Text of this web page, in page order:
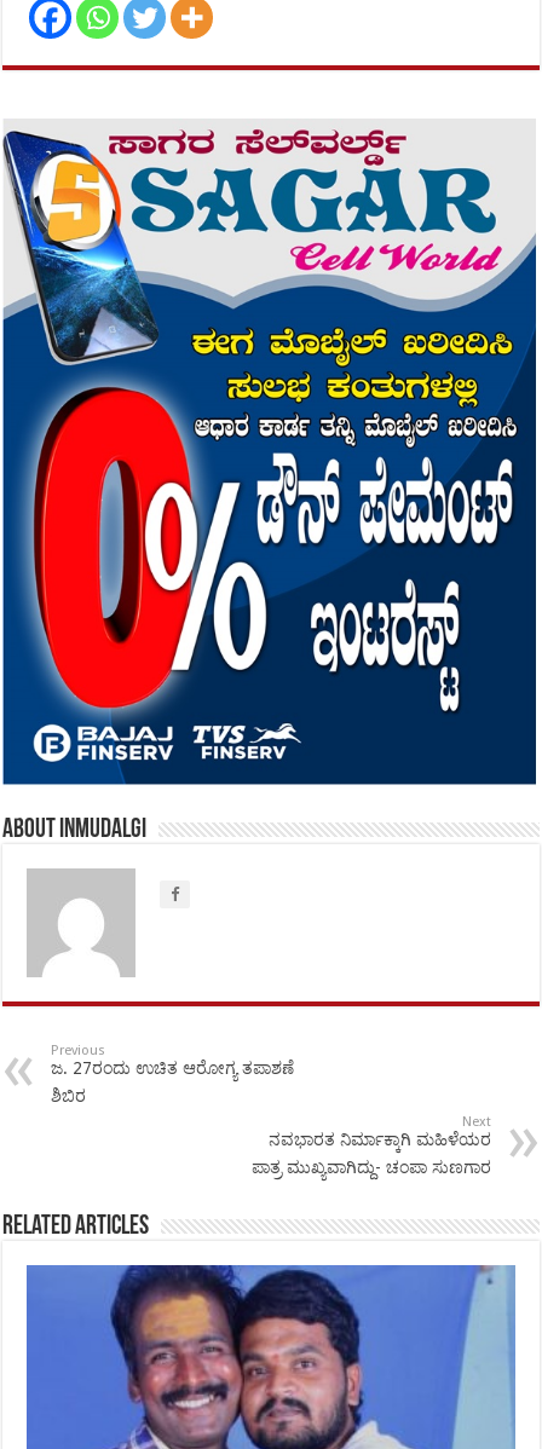
About inmudalgi
Previous
ಜ. 27ರಂದು ಉಚಿತ ಆರೋಗ್ಯ ತಪಾಶಣೆ
ಶಿಬಿರ
Next
ನವಭಾರತ ನಿರ್ಮಾಕ್ಕಾಗಿ ಮಹಿಳೆಯರ
ಪಾತ್ರ ಮುಖ್ಯವಾಗಿದ್ದು- ಚಂಪಾ ಸುಣಗಾರ
Related Articles